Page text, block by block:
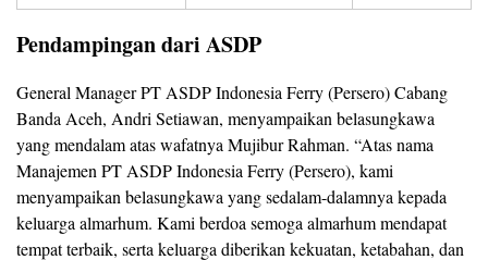
Pendampingan dari ASDP
General Manager PT ASDP Indonesia Ferry (Persero) Cabang
Banda Aceh, Andri Setiawan, menyampaikan belasungkawa
yang mendalam atas wafatnya Mujibur Rahman. “Atas nama
Manajemen PT ASDP Indonesia Ferry (Persero), kami
menyampaikan belasungkawa yang sedalam-dalamnya kepada
keluarga almarhum. Kami berdoa semoga almarhum mendapat
tempat terbaik, serta keluarga diberikan kekuatan, ketabahan, dan